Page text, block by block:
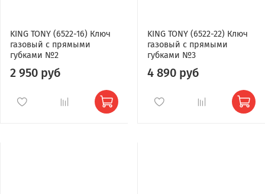
KING TONY (6522-16) Ключ
газовый с прямыми
губками №2
2 950 руб
KING TONY (6522-22) Ключ
газовый с прямыми
губками №3
4 890 руб